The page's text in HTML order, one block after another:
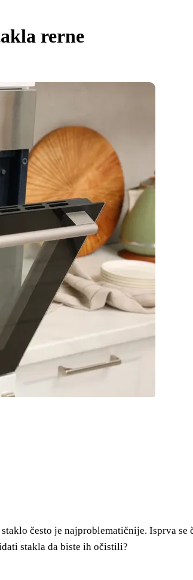
rerne
često je najproblematičnije. Isprva
stakla da biste ih očistili?